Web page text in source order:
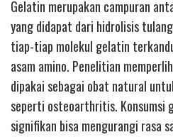
Gelatin merupakan campuran
yang didapat dari hidrolisis
tiap-tiap molekul gelatin
asam amino. Penelitian
dipakai sebagai obat natural
seperti osteoarthritis. Konsumsi
signifikan bisa mengurangi rasa